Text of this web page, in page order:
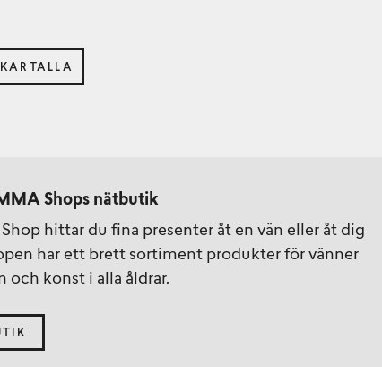
Shops nätbutik
Shop hittar du fina presenter åt en vän eller åt dig
har ett brett sortiment produkter för vänner
och konst i alla åldrar.